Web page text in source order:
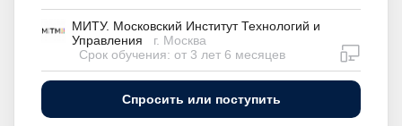
МИТУ. Московский Институт Технологий и
Управления
г. Москва
Срок обучения: от 3 лет 6 месяцев
Спросить или поступить